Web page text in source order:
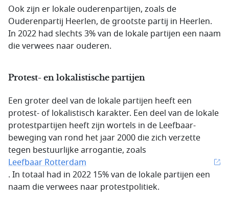
Ook zijn er lokale ouderenpartijen, zoals de
Ouderenpartij Heerlen, de grootste partij in Heerlen.
In 2022 had slechts 3% van de lokale partijen een naam
die verwees naar ouderen.
Protest- en lokalistische partijen
Een groter deel van de lokale partijen heeft een
protest- of lokalistisch karakter. Een deel van de lokale
protestpartijen heeft zijn wortels in de Leefbaar-
beweging van rond het jaar 2000 die zich verzette
tegen bestuurlijke arrogantie, zoals
Leefbaar Rotterdam
. In totaal had in 2022 15% van de lokale partijen een
naam die verwees naar protestpolitiek.